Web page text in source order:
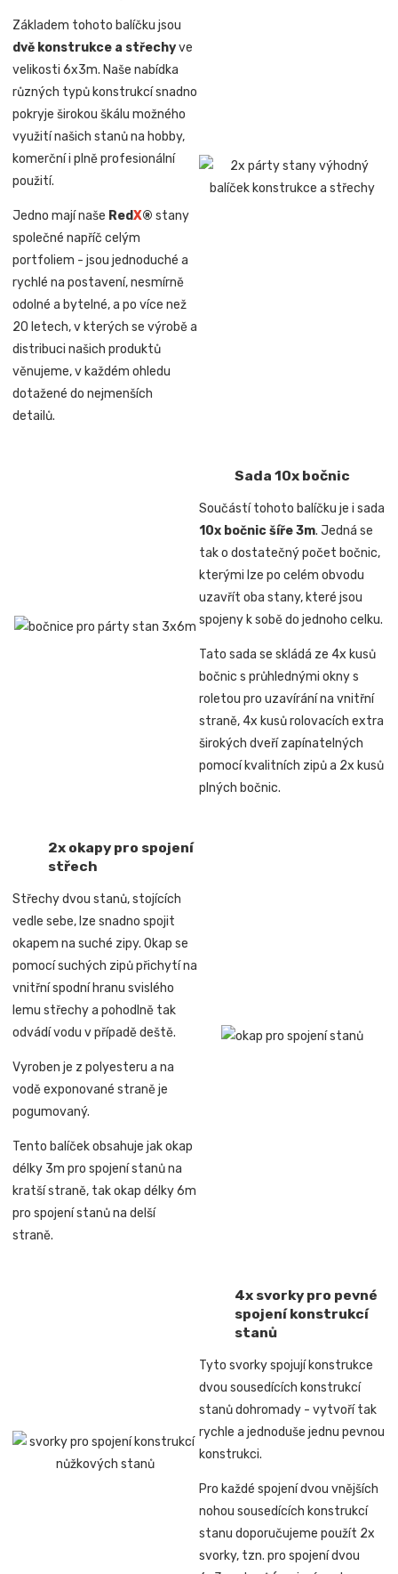
Základem tohoto balíčku jsou
dvě konstrukce a střechyve
velikosti 6x3m. Naše nabídka
různých typů konstrukcí snadno
pokryje širokou škálu možného
využití našich stanů na hobby,
komerční i plně profesionální
použití.
Jedno mají naše RedX® stany
společné napříč celým
portfoliem - jsou jednoduché a
rychlé na postavení, nesmírně
odolné a bytelné, a po více než
20 letech, v kterých se výrobě a
distribuci našich produktů
věnujeme, v každém ohledu
dotažené do nejmenších
detailů.
Sada 10x bočnic
Součástí tohoto balíčku je i sada
10x bočnic šíře 3m. Jedná se
tak o dostatečný počet bočnic,
kterými lze po celém obvodu
uzavřít oba stany, které jsou
spojeny k sobě do jednoho celku.
Tato sada se skládá ze 4x kusů
bočnic s průhlednými okny s
roletou pro uzavírání na vnitřní
straně, 4x kusů rolovacích extra
širokých dveří zapínatelných
pomocí kvalitních zipů a 2x kusů
plných bočnic.
2x okapy pro spojení
střech
Střechy dvou stanů, stojících
vedle sebe, lze snadno spojit
okapem na suché zipy. Okap se
pomocí suchých zipů přichytí na
vnitřní spodní hranu svislého
lemu střechy a pohodlně tak
odvádí vodu v případě deště.
Vyroben je z polyesteru a na
vodě exponované straně je
pogumovaný.
Tento balíček obsahuje jak okap
délky 3m pro spojení stanů na
kratší straně, tak okap délky 6m
pro spojení stanů na delší
straně.
4x svorky pro pevné
spojení konstrukcí
stanů
Tyto svorky spojují konstrukce
dvou sousedících konstrukcí
stanů dohromady - vytvoří tak
rychle a jednoduše jednu pevnou
konstrukci.
Pro každé spojení dvou vnějších
nohou sousedících konstrukcí
stanu doporučujeme použít 2x
svorky, tzn. pro spojenídvou